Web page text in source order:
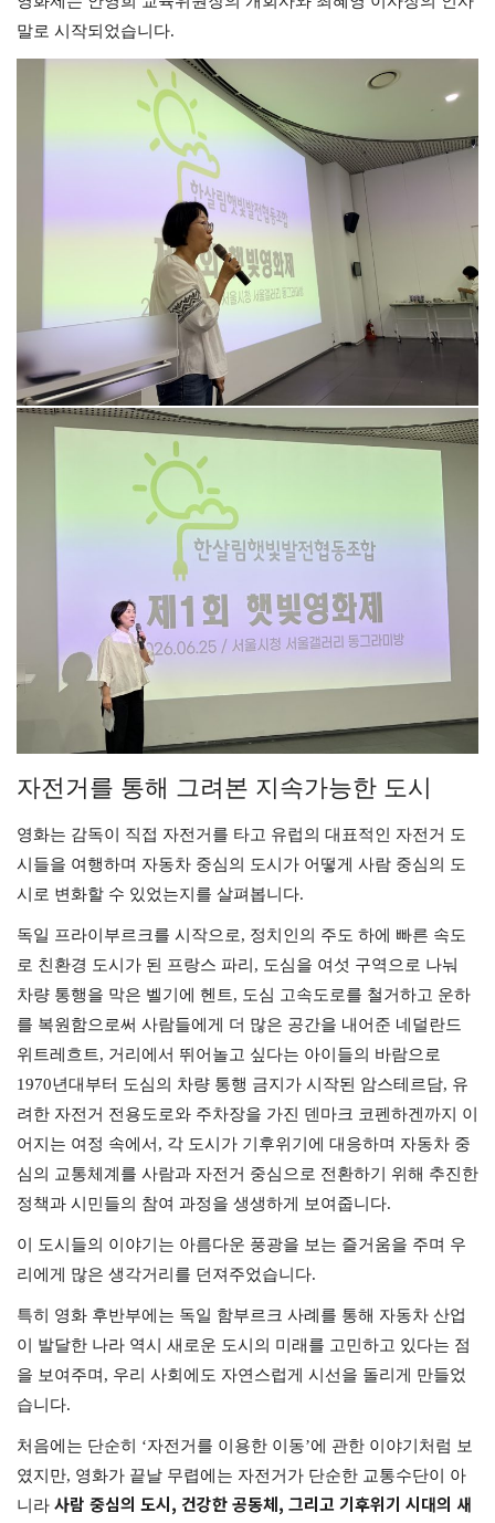
말로 시작되었습니다.
자전거를 통해 그려본 지속가능한 도시
영화는 감독이 직접 자전거를 타고 유럽의 대표적인 자전거 도
시들을 여행하며 자동차 중심의 도시가 어떻게 사람 중심의 도
시로 변화할 수 있었는지를 살펴봅니다.
독일 프라이부르크를 시작으로, 정치인의 주도 하에 빠른 속도
로 친환경 도시가 된 프랑스 파리, 도심을 여섯 구역으로 나눠
차량 통행을 막은 벨기에 헨트, 도심 고속도로를 철거하고 운하
를 복원함으로써 사람들에게 더 많은 공간을 내어준 네덜란드
위트레흐트, 거리에서 뛰어놀고 싶다는 아이들의 바람으로
1970년대부터 도심의 차량 통행 금지가 시작된 암스테르담, 유
려한 자전거 전용도로와 주차장을 가진 덴마크 코펜하겐까지 이
어지는 여정 속에서, 각 도시가 기후위기에 대응하며 자동차 중
심의 교통체계를 사람과 자전거 중심으로 전환하기 위해 추진한
정책과 시민들의 참여 과정을 생생하게 보여줍니다.
이 도시들의 이야기는 아름다운 풍광을 보는 즐거움을 주며 우
리에게 많은 생각거리를 던져주었습니다.
특히 영화 후반부에는 독일 함부르크 사례를 통해 자동차 산업
이 발달한 나라 역시 새로운 도시의 미래를 고민하고 있다는 점
을 보여주며, 우리 사회에도 자연스럽게 시선을 돌리게 만들었
습니다.
처음에는 단순히 ‘자전거를 이용한 이동’에 관한 이야기처럼 보
였지만, 영화가 끝날 무렵에는 자전거가 단순한 교통수단이 아
니라 사람 중심의 도시, 건강한 공동체, 그리고 기후위기 시대의 새